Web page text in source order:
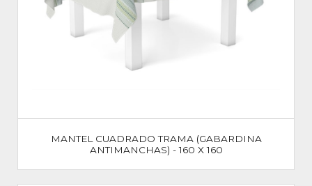
MANTEL CUADRADO TRAMA (GABARDINA
ANTIMANCHAS) - 160 X 160